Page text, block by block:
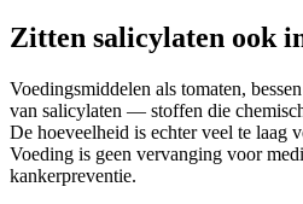
Zitten salicylaten ook
Voedingsmiddelen als tomaten,
van salicylaten — stoffen die
De hoeveelheid is echter veel te laag
Voeding is geen vervanging voor
kankerpreventie.